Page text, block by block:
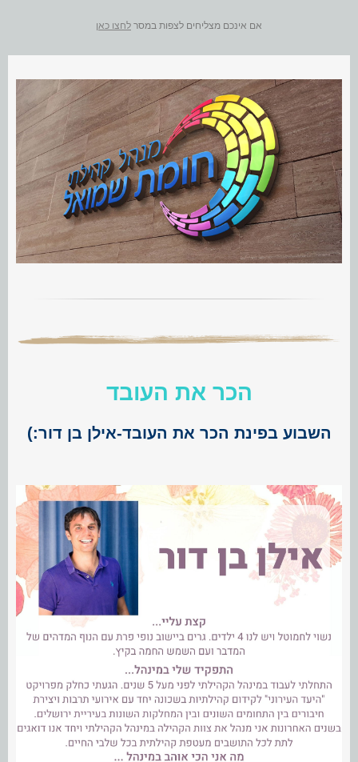
אם אינכם מצליחים לצפות במסר לחצו כאן
הכר את העובד
השבוע בפינת הכר את העובד-אילן בן דור:)